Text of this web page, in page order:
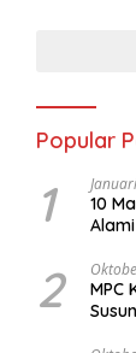
Popular
1
10
2
MPC